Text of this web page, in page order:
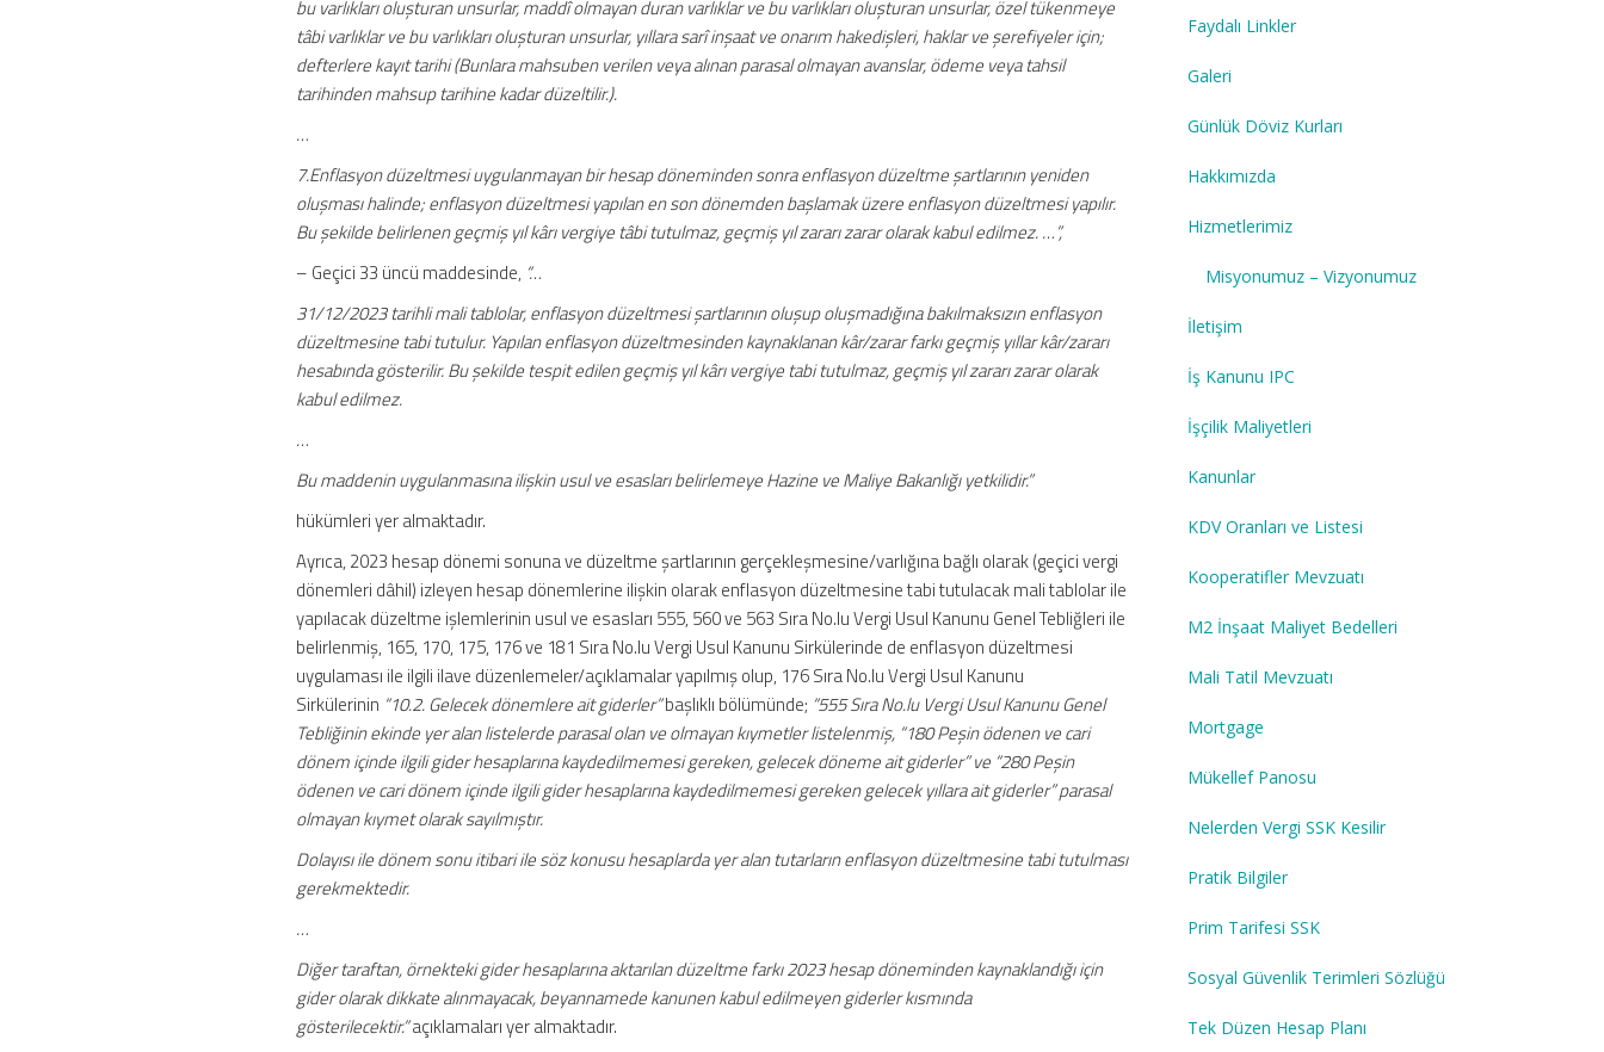
bu varlıkları oluşturan unsurlar, maddî olmayan duran varlıklar ve bu varlıkları oluşturan unsurlar, özel tükenmeye
tâbi varlıklar ve bu varlıkları oluşturan unsurlar, yıllara sarî inşaat ve onarım hakedişleri, haklar ve şerefiyeler için;
defterlere kayıt tarihi (Bunlara mahsuben verilen veya alınan parasal olmayan avanslar, ödeme veya tahsil
tarihinden mahsup tarihine kadar düzeltilir.).
…
7.Enflasyon düzeltmesi uygulanmayan bir hesap döneminden sonra enflasyon düzeltme şartlarının yeniden
oluşması halinde; enflasyon düzeltmesi yapılan en son dönemden başlamak üzere enflasyon düzeltmesi yapılır.
Bu şekilde belirlenen geçmiş yıl kârı vergiye tâbi tutulmaz, geçmiş yıl zararı zarar olarak kabul edilmez. …”,
– Geçici 33 üncü maddesinde, “…
31/12/2023 tarihli mali tablolar, enflasyon düzeltmesi şartlarının oluşup oluşmadığına bakılmaksızın enflasyon
düzeltmesine tabi tutulur. Yapılan enflasyon düzeltmesinden kaynaklanan kâr/zarar farkı geçmiş yıllar kâr/zararı
hesabında gösterilir. Bu şekilde tespit edilen geçmiş yıl kârı vergiye tabi tutulmaz, geçmiş yıl zararı zarar olarak
kabul edilmez.
…
Bu maddenin uygulanmasına ilişkin usul ve esasları belirlemeye Hazine ve Maliye Bakanlığı yetkilidir.”
hükümleri yer almaktadır.
Ayrıca, 2023 hesap dönemi sonuna ve düzeltme şartlarının gerçekleşmesine/varlığına bağlı olarak (geçici vergi
dönemleri dâhil) izleyen hesap dönemlerine ilişkin olarak enflasyon düzeltmesine tabi tutulacak mali tablolar ile
yapılacak düzeltme işlemlerinin usul ve esasları 555, 560 ve 563 Sıra No.lu Vergi Usul Kanunu Genel Tebliğleri ile
belirlenmiş, 165, 170, 175, 176 ve 181 Sıra No.lu Vergi Usul Kanunu Sirkülerinde de enflasyon düzeltmesi
uygulaması ile ilgili ilave düzenlemeler/açıklamalar yapılmış olup, 176 Sıra No.lu Vergi Usul Kanunu
Sirkülerinin “10.2. Gelecek dönemlere ait giderler”başlıklı bölümünde; “555 Sıra No.lu Vergi Usul Kanunu Genel
Tebliğinin ekinde yer alan listelerde parasal olan ve olmayan kıymetler listelenmiş, “180 Peşin ödenen ve cari
dönem içinde ilgili gider hesaplarına kaydedilmemesi gereken, gelecek döneme ait giderler” ve “280 Peşin
ödenen ve cari dönem içinde ilgili gider hesaplarına kaydedilmemesi gereken gelecek yıllara ait giderler” parasal
olmayan kıymet olarak sayılmıştır.
Dolayısı ile dönem sonu itibari ile söz konusu hesaplarda yer alan tutarların enflasyon düzeltmesine tabi tutulması
gerekmektedir.
…
Diğer taraftan, örnekteki gider hesaplarına aktarılan düzeltme farkı 2023 hesap döneminden kaynaklandığı için
gider olarak dikkate alınmayacak, beyannamede kanunen kabul edilmeyen giderler kısmında
gösterilecektir.”açıklamaları yer almaktadır.
Faydalı Linkler
Galeri
Günlük Döviz Kurları
Hakkımızda
Hizmetlerimiz
Misyonumuz – Vizyonumuz
İletişim
İş Kanunu IPC
İşçilik Maliyetleri
Kanunlar
KDV Oranları ve Listesi
Kooperatifler Mevzuatı
M2 İnşaat Maliyet Bedelleri
Mali Tatil Mevzuatı
Mortgage
Mükellef Panosu
Nelerden Vergi SSK Kesilir
Pratik Bilgiler
Prim Tarifesi SSK
Sosyal Güvenlik Terimleri Sözlüğü
Tek Düzen Hesap Planı